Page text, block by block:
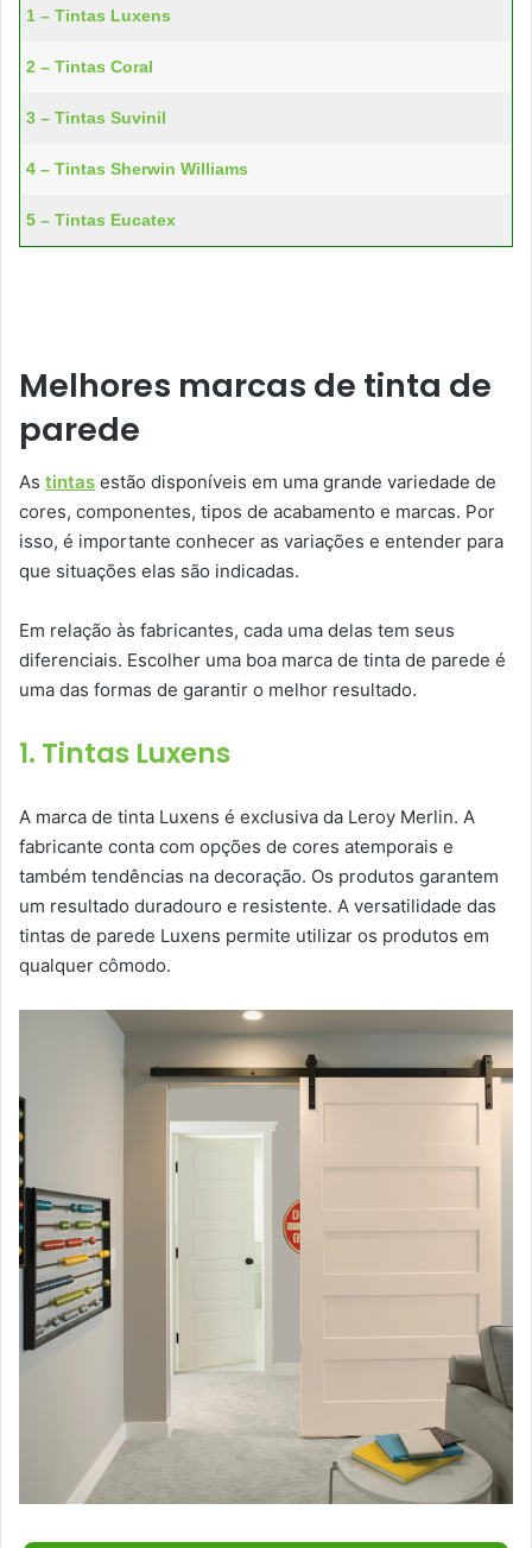
1 – Tintas Luxens
2 – Tintas Coral
3 – Tintas Suvinil
4 – Tintas Sherwin Williams
5 – Tintas Eucatex
Melhores marcas de tinta de
parede
As tintas estão disponíveis em uma grande variedade de
cores, componentes, tipos de acabamento e marcas. Por
isso, é importante conhecer as variações e entender para
que situações elas são indicadas.
Em relação às fabricantes, cada uma delas tem seus
diferenciais. Escolher uma boa marca de tinta de parede é
uma das formas de garantir o melhor resultado.
1. Tintas Luxens
A marca de tinta Luxens é exclusiva da Leroy Merlin. A
fabricante conta com opções de cores atemporais e
também tendências na decoração. Os produtos garantem
um resultado duradouro e resistente. A versatilidade das
tintas de parede Luxens permite utilizar os produtos em
qualquer cômodo.